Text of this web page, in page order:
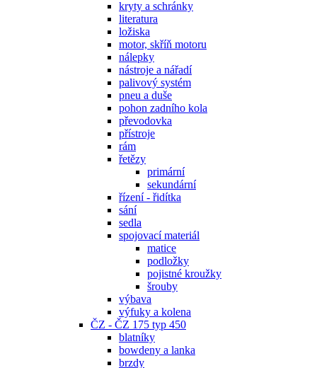
kryty a schránky
literatura
ložiska
motor, skříň motoru
nálepky
nástroje a nářadí
palivový systém
pneu a duše
pohon zadního kola
převodovka
přístroje
rám
řetězy
primární
sekundární
řízení - řidítka
sání
sedla
spojovací materiál
matice
podložky
pojistné kroužky
šrouby
výbava
výfuky a kolena
ČZ - ČZ 175 typ 450
blatníky
bowdeny a lanka
brzdy